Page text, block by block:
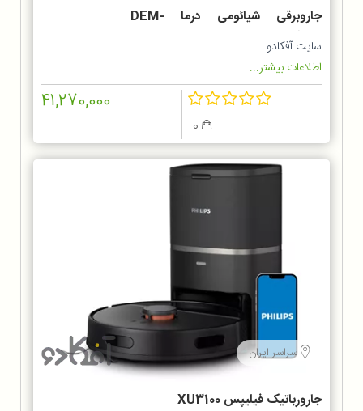
جاروبرقی شیائومی درما DEM-
TJ301W
سایت آفکادو
اطلاعات بیشتر...
41,270,000
سراسر ایران
جارورباتیک فیلیپس XU3100